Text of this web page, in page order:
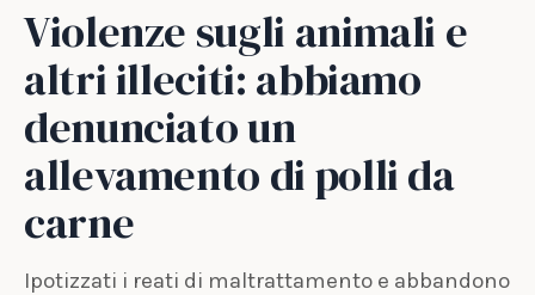
Violenze sugli animali e
altri illeciti: abbiamo
denunciato un
allevamento di polli da
carne
Ipotizzati i reati di maltrattamento e abbandono